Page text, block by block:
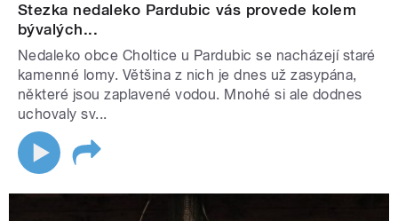
Stezka nedaleko Pardubic vás provede kolem
bývalých...
Nedaleko obce Choltice u Pardubic se nacházejí staré
kamenné lomy. Většina z nich je dnes už zasypána,
některé jsou zaplavené vodou. Mnohé si ale dodnes
uchovaly sv...